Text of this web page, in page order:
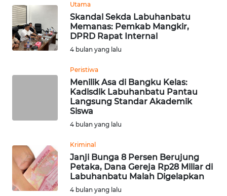
Utama
Skandal Sekda Labuhanbatu
Memanas: Pemkab Mangkir,
DPRD Rapat Internal
4 bulan yang lalu
Peristiwa
Menilik Asa di Bangku Kelas:
Kadisdik Labuhanbatu Pantau
Langsung Standar Akademik
Siswa
4 bulan yang lalu
Kriminal
Janji Bunga 8 Persen Berujung
Petaka, Dana Gereja Rp28 Miliar di
Labuhanbatu Malah Digelapkan
4 bulan yang lalu
KARIR
DISCLAIMER
News
SUMUT
WN
JAKARTA
WN